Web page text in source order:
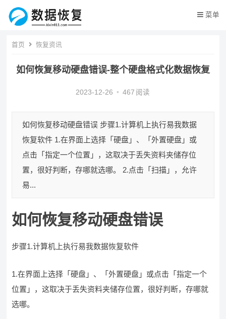
菜单
首页 恢复资讯
如何恢复移动硬盘错误-整个硬盘格式化数据恢复
2023-12-26 • 467 阅读
如何恢复移动硬盘错误 步骤1.计算机上执行易我数据
恢复软件 1.在界面上选择「硬盘」、「外置硬盘」或
点击「指定一个位置」，这取决于丢失资料夹储存位
置，很好判断，存哪就选哪。 2.点击「扫描」，允许
易...
如何恢复移动硬盘错误
步骤1.计算机上执行易我数据恢复软件
1.在界面上选择「硬盘」、「外置硬盘」或点击「指定一个
位置」，这取决于丢失资料夹储存位置，很好判断，存哪就
选哪。